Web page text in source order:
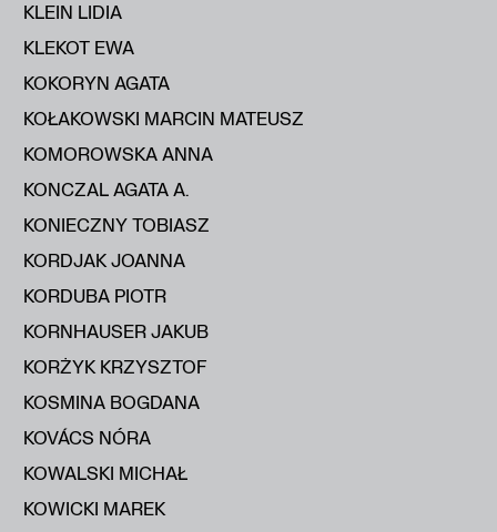
KLEIN LIDIA
KLEKOT EWA
KOKORYN AGATA
KOŁAKOWSKI MARCIN MATEUSZ
KOMOROWSKA ANNA
KONCZAL AGATA A.
KONIECZNY TOBIASZ
KORDJAK JOANNA
KORDUBA PIOTR
KORNHAUSER JAKUB
KORŻYK KRZYSZTOF
KOSMINA BOGDANA
KOVÁCS NÓRA
KOWALSKI MICHAŁ
KOWICKI MAREK